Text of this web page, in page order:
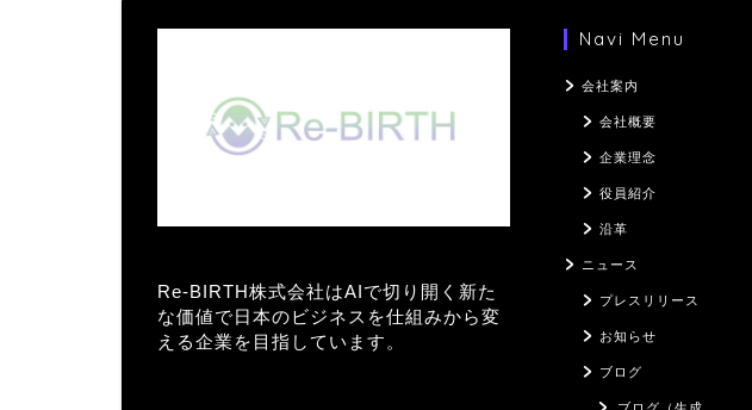
Re-BIRTH株式会社はAIで切り開く新た
な価値で日本のビジネスを仕組みから変
える企業を目指しています。
Navi Menu
会社案内
会社概要
企業理念
役員紹介
沿革
ニュース
プレスリリース
お知らせ
ブログ